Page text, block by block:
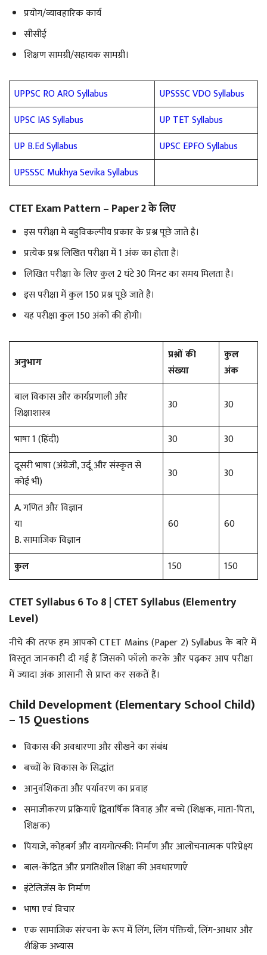
प्रयोग/व्यावहारिक कार्य
सीसीई
शिक्षण सामग्री/सहायक सामग्री।
UPPSC RO ARO Syllabus
UPSSSC VDO Syllabus
UPSC IAS Syllabus
UP TET Syllabus
UP B.Ed Syllabus
UPSC EPFO Syllabus
UPSSSC Mukhya Sevika Syllabus
CTET Exam Pattern – Paper 2 के लिए
इस परीक्षा मे बहुविकल्पीय प्रकार के प्रश्न पूछे जाते है।
प्रत्येक प्रश्न लिखित परीक्षा में 1 अंक का होता है।
लिखित परीक्षा के लिए कुल 2 घंटे 30 मिनट का समय मिलता है।
इस परीक्षा में कुल 150 प्रश्न पूछे जाते है।
यह परीक्षा कुल 150 अंकों की होगी।
अनुभाग
प्रश्नों की
संख्या
कुल
अंक
बाल विकास और कार्यप्रणाली और
शिक्षाशास्त्र
30 30
भाषा 1 (हिंदी) 30
30
दूसरी भाषा (अंग्रेजी, उर्दू और संस्कृत से
कोई भी)
30 30
A. गणित और विज्ञान
या
B. सामाजिक विज्ञान
60 60
कुल 150 150
CTET Syllabus 6 To 8 | CTET Syllabus (Elementry
Level)
नीचे की तरफ हम आपको CTET Mains (Paper 2) Syllabus के बारे में
विस्तृत जानकारी दी गई हैं जिसको फॉलो करके और पढ़कर आप परीक्षा
में ज्यादा अंक आसानी से प्राप्त कर सकतें हैं।
Child Development (Elementary School Child)
– 15 Questions
विकास की अवधारणा और सीखने का संबंध
बच्चों के विकास के सिद्धांत
आनुवंशिकता और पर्यावरण का प्रवाह
समाजीकरण प्रक्रियाएँ द्विवार्षिक विवाह और बच्चे (शिक्षक, माता-पिता,
शिक्षक)
पियाजे, कोहबर्ग और वायगोत्स्की: निर्माण और आलोचनात्मक परिप्रेक्ष्य
बाल-केंद्रित और प्रगतिशील शिक्षा की अवधारणाएँ
इंटेलिजेंस के निर्माण
भाषा एवं विचार
एक सामाजिक संरचना के रूप में लिंग, लिंग पंक्तियाँ, लिंग-आधार और
शैक्षिक अभ्यास